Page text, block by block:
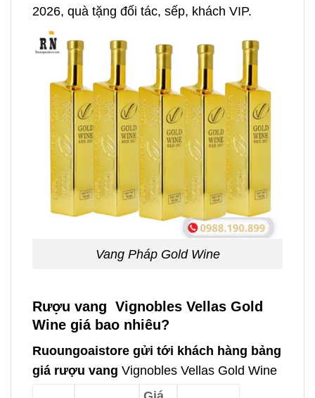
2026, quà tặng đối tác, sếp, khách VIP.
Vang Pháp Gold Wine
Rượu vang Vignobles Vellas Gold
Wine giá bao nhiêu?
Ruoungoaistore gửi tới khách hàng bảng
giá rượu vang Vignobles Vellas Gold Wine